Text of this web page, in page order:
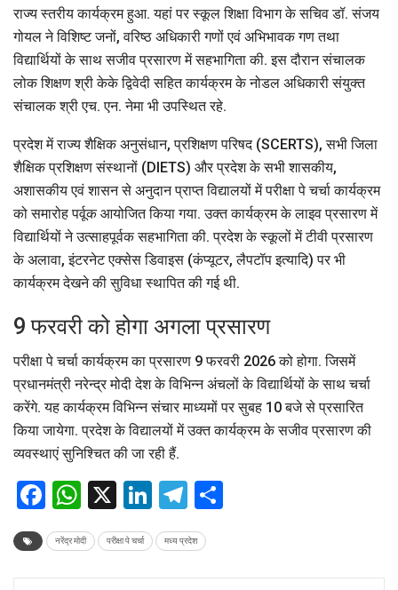
राज्य स्तरीय कार्यक्रम हुआ. यहां पर स्कूल शिक्षा विभाग के सचिव डॉ. संजय
गोयल ने विशिष्ट जनों, वरिष्ठ अधिकारी गणों एवं अभिभावक गण तथा
विद्यार्थियों के साथ सजीव प्रसारण में सहभागिता की. इस दौरान संचालक
लोक शिक्षण श्री केके द्विवेदी सहित कार्यक्रम के नोडल अधिकारी संयुक्त
संचालक श्री एच. एन. नेमा भी उपस्थित रहे.
प्रदेश में राज्य शैक्षिक अनुसंधान, प्रशिक्षण परिषद (SCERTS), सभी जिला
शैक्षिक प्रशिक्षण संस्थानों (DIETS) और प्रदेश के सभी शासकीय,
अशासकीय एवं शासन से अनुदान प्राप्त विद्यालयों में परीक्षा पे चर्चा कार्यक्रम
को समारोह पर्वूक आयोजित किया गया. उक्त कार्यक्रम के लाइव प्रसारण में
विद्यार्थियों ने उत्साहपूर्वक सहभागिता की. प्रदेश के स्कूलों में टीवी प्रसारण
के अलावा, इंटरनेट एक्सेस डिवाइस (कंप्यूटर, लैपटॉप इत्यादि) पर भी
कार्यक्रम देखने की सुविधा स्थापित की गई थी.
9 फरवरी को होगा अगला प्रसारण
परीक्षा पे चर्चा कार्यक्रम का प्रसारण 9 फरवरी 2026 को होगा. जिसमें
प्रधानमंत्री नरेन्द्र मोदी देश के विभिन्न अंचलों के विद्यार्थियों के साथ चर्चा
करेंगे. यह कार्यक्रम विभिन्न संचार माध्यमों पर सुबह 10 बजे से प्रसारित
किया जायेगा. प्रदेश के विद्यालयों में उक्त कार्यक्रम के सजीव प्रसारण की
व्यवस्थाएं सुनिश्चित की जा रही हैं.
Facebook
WhatsApp
X LinkedIn
Telegram
नरेंद्र मोदी परीक्षा पे चर्चा मध्य प्रदेश